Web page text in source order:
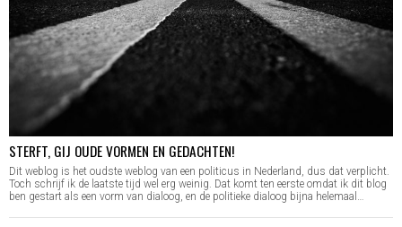
STERFT, GIJ OUDE VORMEN EN GEDACHTEN!
Dit weblog is het oudste weblog van een politicus in Nederland, dus dat verplicht.
Toch schrijf ik de laatste tijd wel erg weinig. Dat komt ten eerste omdat ik dit blog
ben gestart als een vorm van dialoog, en de politieke dialoog bijna helemaal…